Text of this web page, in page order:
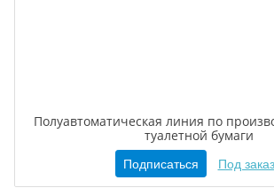
Полуавтоматическая линия по
туалетной бумаги
Подписаться Под заказ